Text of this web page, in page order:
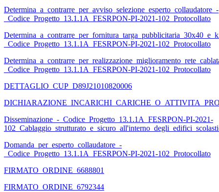
Determina_a_contrarre_per_avviso_selezione_esperto_collaudatore_-
_Codice_Progetto_13.1.1A_FESRPON-PI-2021-102_Protocollato
_Codice_Progetto_13.1.1A_FESRPON-PI-2021-102_Protocollato
_Codice_Progetto_13.1.1A_FESRPON-PI-2021-102_Protocollato
DETTAGLIO_CUP_D89J21010820006
Disseminazione_-_Codice_Progetto_13.1.1A_FESRPON-PI-2021-
Domanda_per_esperto_collaudatore_-
_Codice_Progetto_13.1.1A_FESRPON-PI-2021-102_Protocollato
FIRMATO_ORDINE_6688801
FIRMATO_ORDINE_6792344